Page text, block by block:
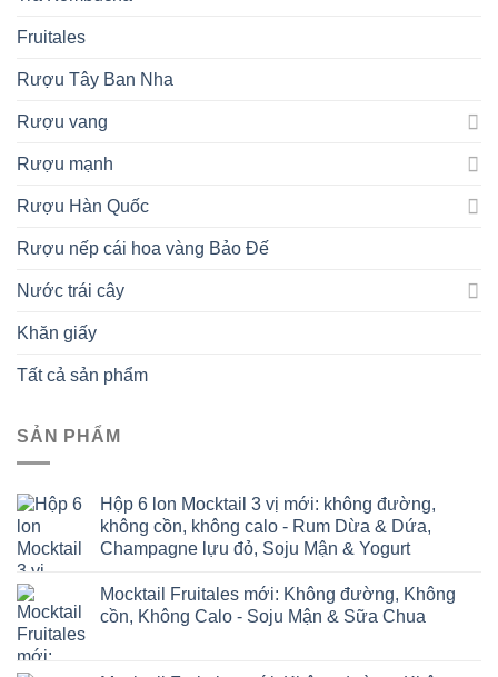
Fruitales
Rượu Tây Ban Nha
Rượu vang
Rượu mạnh
Rượu Hàn Quốc
Rượu nếp cái hoa vàng Bảo Đế
Nước trái cây
Khăn giấy
Tất cả sản phẩm
SẢN PHẨM
Hộp 6 lon Mocktail 3 vị mới: không đường,
không cồn, không calo - Rum Dừa & Dứa,
Champagne lựu đỏ, Soju Mận & Yogurt
Mocktail Fruitales mới: Không đường, Không
cồn, Không Calo - Soju Mận & Sữa Chua